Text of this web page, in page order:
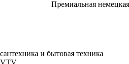
Премиальная немецкая
сантехника и бытовая техника
VTV